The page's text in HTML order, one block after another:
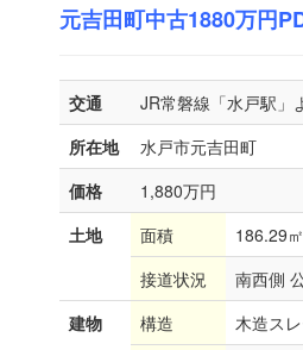
元吉田町中古1880万円
交通
JR常磐線「水戸駅
所在地
水戸市元吉田町
価格
1,880万円
土地
面積
186.29
接道状況
南西側
建物
構造
木造ス